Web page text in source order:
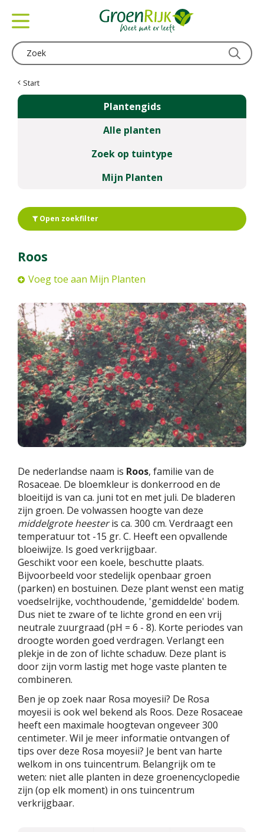
Start
Plantengids
Alle planten
Zoek op tuintype
Mijn Planten
Open zoekfilter
Roos
Voeg toe aan Mijn Planten
De nederlandse naam is Roos, familie van de
Rosaceae. De bloemkleur is donkerrood en de
bloeitijd is van ca. juni tot en met juli. De bladeren
zijn groen. De volwassen hoogte van deze
middelgrote heesteris ca. 300 cm. Verdraagt een
temperatuur tot -15 gr. C. Heeft een opvallende
bloeiwijze. Is goed verkrijgbaar.
Geschikt voor een koele, beschutte plaats.
Bijvoorbeeld voor stedelijk openbaar groen
(parken) en bostuinen. Deze plant wenst een matig
voedselrijke, vochthoudende, 'gemiddelde' bodem.
Dus niet te zware of te lichte grond en een vrij
neutrale zuurgraad (pH = 6 - 8). Korte periodes van
droogte worden goed verdragen. Verlangt een
plekje in de zon of lichte schaduw. Deze plant is
door zijn vorm lastig met hoge vaste planten te
combineren.
Ben je op zoek naar Rosa moyesii? De Rosa
moyesii is ook wel bekend als Roos. Deze Rosaceae
heeft een maximale hoogtevan ongeveer 300
centimeter. Wil je meer informatie ontvangen of
tips over deze Rosa moyesii? Je bent van harte
welkom in ons tuincentrum. Belangrijk om te
weten: niet alle planten in deze groenencyclopedie
zijn (op elk moment) in ons tuincentrum
verkrijgbaar.